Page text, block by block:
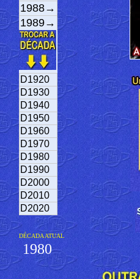
1988→
1989→
D1920
D1930
D1940
D1950
D1960
D1970
D1980
D1990
D2000
D2010
D2020
DÉCADA ATUAL
1980